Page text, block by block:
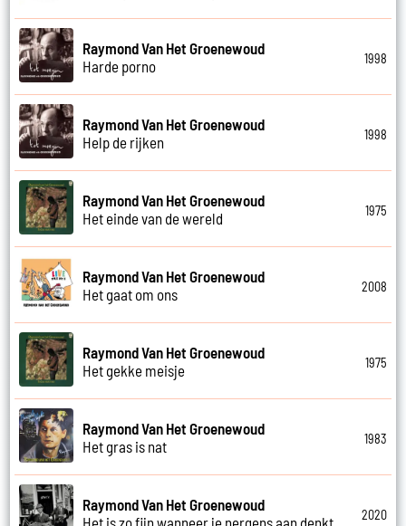
Raymond Van Het Groenewoud
Harde porno
1998
Raymond Van Het Groenewoud
Help de rijken
1998
Raymond Van Het Groenewoud
Het einde van de wereld
1975
Raymond Van Het Groenewoud
Het gaat om ons
2008
Raymond Van Het Groenewoud
Het gekke meisje
1975
Raymond Van Het Groenewoud
Het gras is nat
1983
Raymond Van Het Groenewoud
Het is zo fijn wanneer je nergens aan denkt
2020